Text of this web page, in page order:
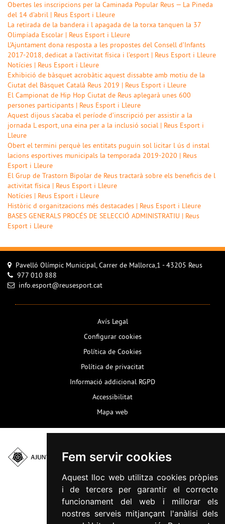
Fem servir cookies
Aquest lloc web utilitza cookies pròpies
i de tercers per garantir el correcte
funcionament del web i millorar els
nostres serveis mitjançant l'anàlisi dels
Obertes les inscripcions per la Caminada Popular Reus — La Pineda
del 14 d’abril | Reus Esport i Lleure
La retirada de la bandera i l apagada de la torxa tanquen la 37
Olimpíada Escolar | Reus Esport i Lleure
L’Ajuntament dona resposta a les propostes del Consell d’Infants
2017-2018, dedicat a l’activitat física i l’esport | Reus Esport i Lleure
Notícies | Reus Esport i Lleure
Exhibició de bàsquet acrobàtic aquest dissabte amb motiu de la
Ciutat del Bàsquet Català Reus 2019 | Reus Esport i Lleure
El Campionat de Hip Hop Ciutat de Reus aplegarà unes 600
persones participants | Reus Esport i Lleure
Aquest dijous s’acaba el període d’inscripció per assistir a la
jornada L esport, una eina per a la inclusió social | Reus Esport i
Lleure
Obert el termini perquè les entitats puguin sol licitar l ús d instal
lacions esportives municipals la temporada 2019-2020 | Reus
Esport i Lleure
El Grup de Trastorn Bipolar de Reus tractarà sobre els beneficis de l
activitat física | Reus Esport i Lleure
Notícies | Reus Esport i Lleure
Històric d organitzacions més destacades | Reus Esport i Lleure
BASES GENERALS PROCÉS DE SELECCIÓ ADMINISTRATIU | Reus
Esport i Lleure
Pavelló Olímpic Municipal, Carrer de Mallorca,1 - 43205 Reus
977 010 888
info.esport@reusesport.cat
Avís Legal
Configurar cookies
Política de Cookies
Política de privacitat
Informació addicional RGPD
Accessibilitat
Mapa web
Plaça del Mercadal ·
43201 Reus
977 010 010
ajuntament@reus.cat|
reus.cat